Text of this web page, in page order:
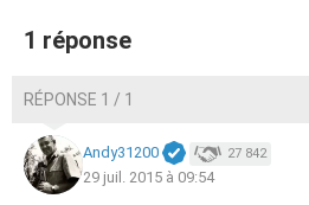
1 réponse
RÉPONSE 1 / 1
Andy31200 27 842
29 juil. 2015 à 09:54